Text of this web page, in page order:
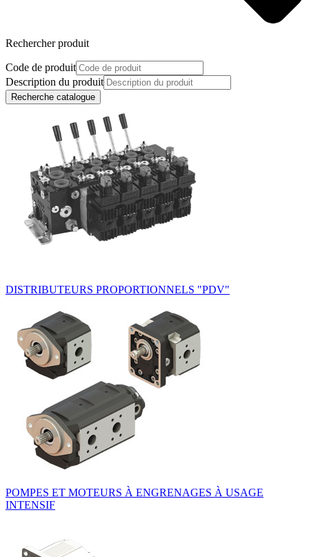
Rechercher produit
Code de produit
Description du produit
Recherche catalogue
DISTRIBUTEURS PROPORTIONNELS "PDV"
POMPES ET MOTEURS À ENGRENAGES À USAGE
INTENSIF